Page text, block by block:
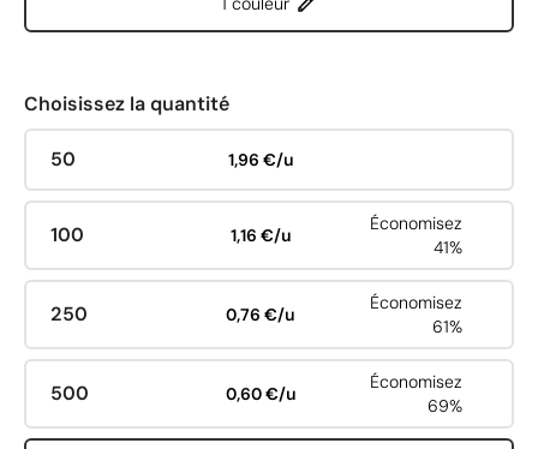
Choisissez la quantité
50 1,96 €/u
100 1,16 €/u
Économisez
41%
250 0,76 €/u
Économisez
61%
500 0,60 €/u
Économisez
69%